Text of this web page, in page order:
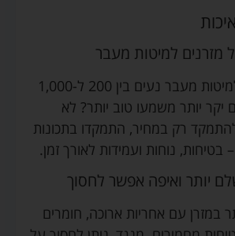
מזרנים למיטות מעבר
מחירי המזרנים למיטות מעבר נעים בין 200 ל-1,000
יותר משמעו טוב יותר? לא
רק במחיר, התמקדו בתכונות
נוחות ועמידות לאורך זמן.
יותר ואיפה אפשר לחסוך
במזרן עם אחריות ארוכה, חומרים